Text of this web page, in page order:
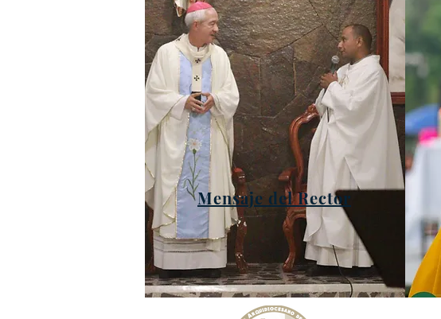
Mensaje del Rector